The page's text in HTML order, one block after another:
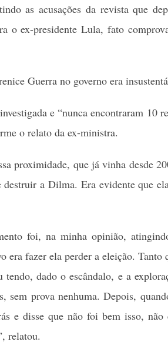
as acusações da revista que
o ex-presidente Lula, fato
Guerra no governo era
e “nunca encontraram 10
o relato da ex-ministra.
proximidade, que já vinha desde
a Dilma. Era evidente que
foi, na minha opinião,
era fazer ela perder a eleição. Tanto
dado o escândalo, e a
sem prova nenhuma. Depois,
e disse que não foi bem isso, não
relatou.